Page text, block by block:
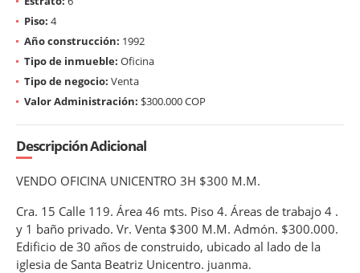
Piso: 4
Año construcción: 1992
Tipo de inmueble: Oficina
Tipo de negocio: Venta
Valor Administración: $300.000 COP
Descripción Adicional
VENDO OFICINA UNICENTRO 3H $300 M.M.
Cra. 15 Calle 119. Área 46 mts. Piso 4. Áreas de trabajo 4 .
y 1 baño privado. Vr. Venta $300 M.M. Admón. $300.000.
Edificio de 30 años de construido, ubicado al lado de la
iglesia de Santa Beatriz Unicentro. juanma.